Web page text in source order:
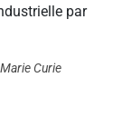
par
Curie